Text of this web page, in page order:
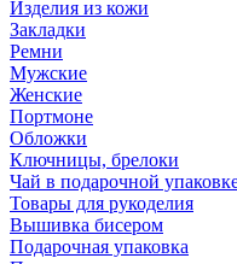
Изделия из кожи
Закладки
Ремни
Мужские
Женские
Портмоне
Обложки
Ключницы, брелоки
Чай в подарочной
Товары для рукоделия
Вышивка бисером
Подарочная упаковка